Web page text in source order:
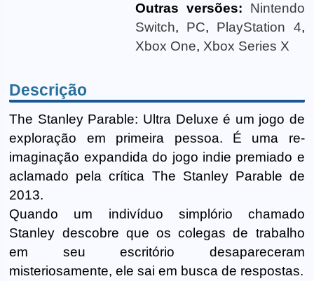
Outras versões:
Nintendo
Switch, PC, PlayStation 4,
Xbox One, Xbox Series X
Descrição
The Stanley Parable: Ultra Deluxe é um jogo de
exploração em primeira pessoa. É uma re-
imaginação expandida do jogo indie premiado e
aclamado pela crítica The Stanley Parable de
2013.
Quando um indivíduo simplório chamado
Stanley descobre que os colegas de trabalho
em seu escritório desapareceram
misteriosamente, ele sai em busca de respostas.